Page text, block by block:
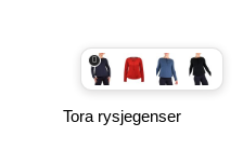
Tora rysjegenser